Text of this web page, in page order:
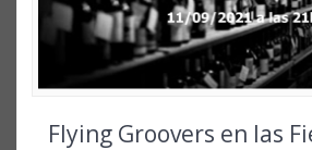
Flying Groovers en las